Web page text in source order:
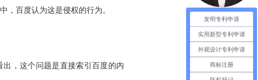
，百度认为这是侵权的行为。
，这个问题是直接索引百度的内
发明专利申请
实用新型专利申请
外观设计专利申请
商标注册